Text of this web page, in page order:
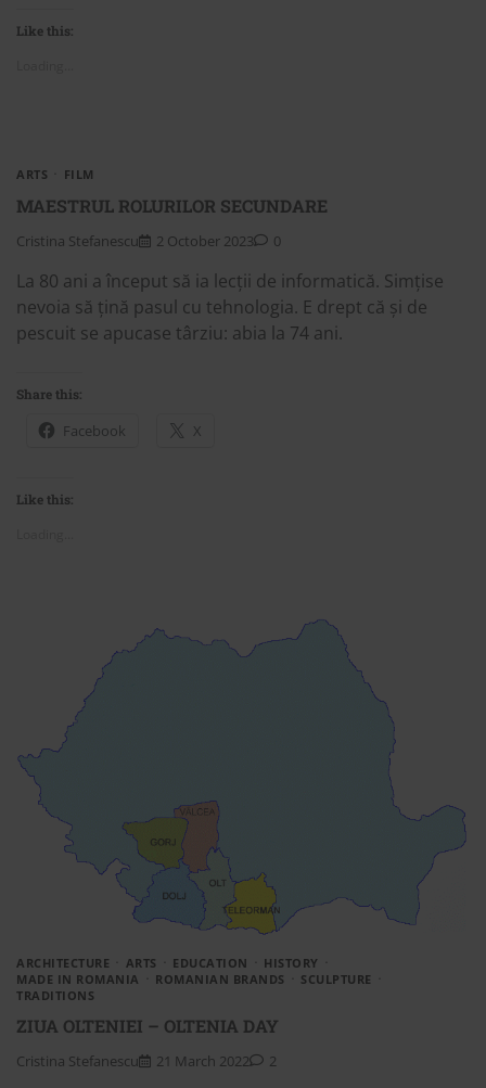
Like this:
ARTS FILM
MAESTRUL ROLURILOR SECUNDARE
Cristina Stefanescu 2 October 2023 0
La 80 ani a început să ia lecții de informatică. Simțise
nevoia să țină pasul cu tehnologia. E drept că și de
pescuit se apucase târziu: abia la 74 ani.
Share this:
Facebook X
Like this:
ARCHITECTURE ARTS EDUCATION
HISTORY
MADE IN ROMANIA
ROMANIAN BRANDS
SCULPTURE
TRADITIONS
ZIUA OLTENIEI – OLTENIA DAY
Cristina Stefanescu 21 March 2022 2